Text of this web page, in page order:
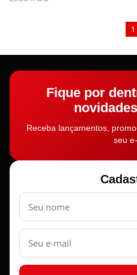
1
Fique por
Receba lançamentos,
seu
Nome
E-
mail